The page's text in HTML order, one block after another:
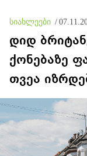
სიახლეები /
დიდ
ქონებაზე
თვეა